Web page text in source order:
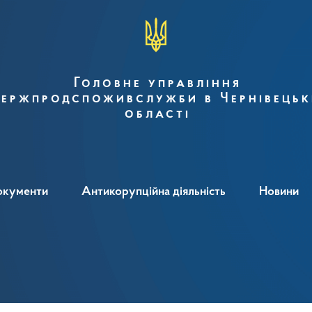
Головне управління
в
області
Антикорупційна діяльність Новини